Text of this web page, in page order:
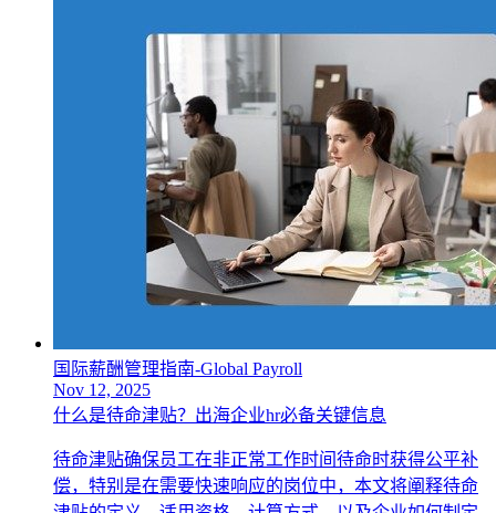
国际薪酬管理指南-Global Payroll
Nov 12, 2025
什么是待命津贴？出海企业hr必备关键信息
待命津贴确保员工在非正常工作时间待命时获得公平补
偿，特别是在需要快速响应的岗位中，本文将阐释待命